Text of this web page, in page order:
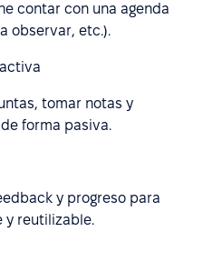
contar con una agenda
observar, etc.).
tomar notas y
forma pasiva.
y progreso para
y reutilizable.